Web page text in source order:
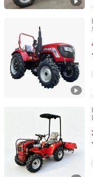
Letol Agricultural
Shandong, China
Weifang Langyuan
Shandong, China